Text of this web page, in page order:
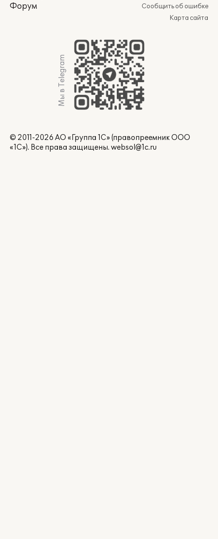
Форум
Сообщить об ошибке
Карта сайта
Мы в Telegram
© 2011-2026 АО «Группа 1С» (правопреемник ООО
«1С»). Все права защищены. websol@1c.ru